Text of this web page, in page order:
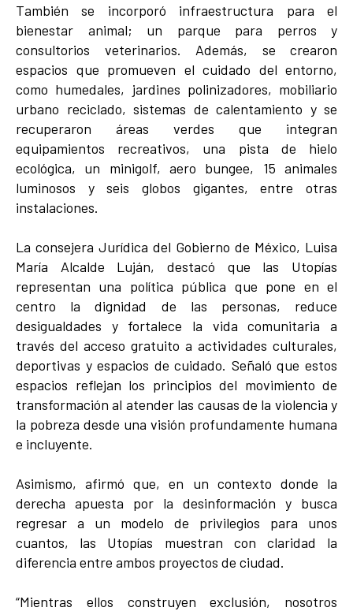
También se incorporó infraestructura para el
bienestar animal; un parque para perros y
consultorios veterinarios. Además, se crearon
espacios que promueven el cuidado del entorno,
como humedales, jardines polinizadores, mobiliario
urbano reciclado, sistemas de calentamiento y se
recuperaron áreas verdes que integran
equipamientos recreativos, una pista de hielo
ecológica, un minigolf, aero bungee, 15 animales
luminosos y seis globos gigantes, entre otras
instalaciones.
La consejera Jurídica del Gobierno de México, Luisa
María Alcalde Luján, destacó que las Utopías
representan una política pública que pone en el
centro la dignidad de las personas, reduce
desigualdades y fortalece la vida comunitaria a
través del acceso gratuito a actividades culturales,
deportivas y espacios de cuidado. Señaló que estos
espacios reflejan los principios del movimiento de
transformación al atender las causas de la violencia y
la pobreza desde una visión profundamente humana
e incluyente.
Asimismo, afirmó que, en un contexto donde la
derecha apuesta por la desinformación y busca
regresar a un modelo de privilegios para unos
cuantos, las Utopías muestran con claridad la
diferencia entre ambos proyectos de ciudad.
“Mientras ellos construyen exclusión, nosotros